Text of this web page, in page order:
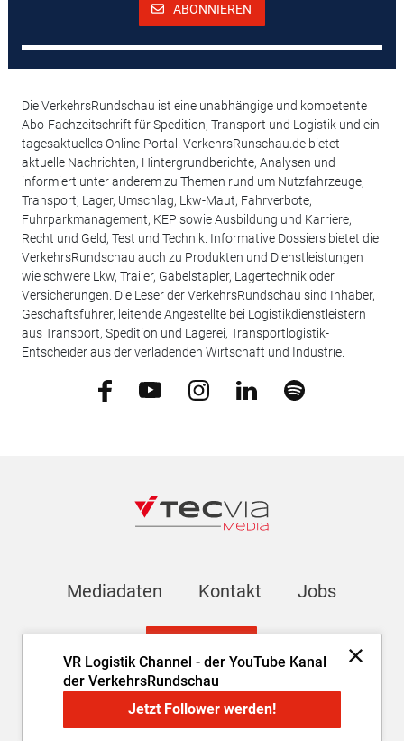
VR Logistik Channel - der YouTube Kanal
der VerkehrsRundschau
Jetzt Follower werden!
ABONNIEREN
Die VerkehrsRundschau ist eine unabhängige und kompetente
Abo-Fachzeitschrift für Spedition, Transport und Logistik und ein
tagesaktuelles Online-Portal. VerkehrsRunschau.de bietet
aktuelle Nachrichten, Hintergrundberichte, Analysen und
informiert unter anderem zu Themen rund um Nutzfahrzeuge,
Transport, Lager, Umschlag, Lkw-Maut, Fahrverbote,
Fuhrparkmanagement, KEP sowie Ausbildung und Karriere,
Recht und Geld, Test und Technik. Informative Dossiers bietet die
VerkehrsRundschau auch zu Produkten und Dienstleistungen
wie schwere Lkw, Trailer, Gabelstapler, Lagertechnik oder
Versicherungen. Die Leser der VerkehrsRundschau sind Inhaber,
Geschäftsführer, leitende Angestellte bei Logistikdienstleistern
aus Transport, Spedition und Lagerei, Transportlogistik-
Entscheider aus der verladenden Wirtschaft und Industrie.
Mediadaten Kontakt Jobs
AGB Datenschutz Cookie-Einstellungen